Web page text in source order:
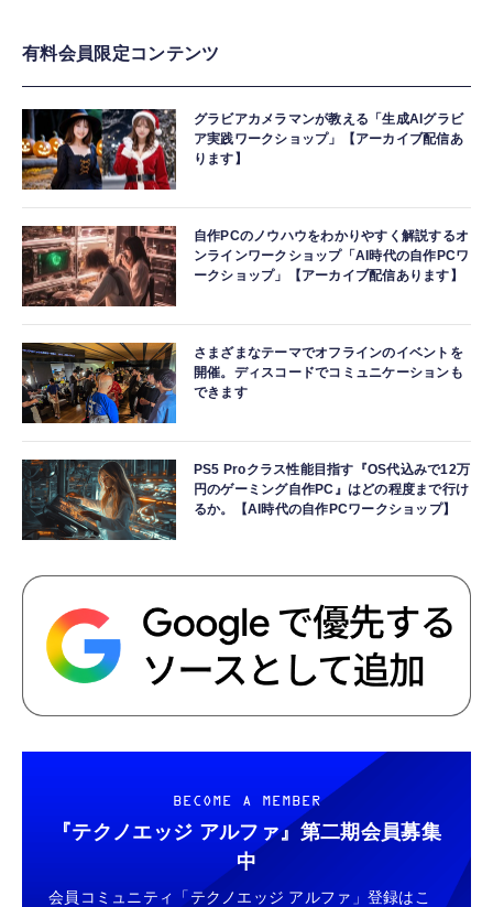
有料会員限定コンテンツ
グラビアカメラマンが教える「生成AIグラビ
ア実践ワークショップ」【アーカイブ配信あ
ります】
自作PCのノウハウをわかりやすく解説するオ
ンラインワークショップ「AI時代の自作PCワ
ークショップ」【アーカイブ配信あります】
さまざまなテーマでオフラインのイベントを
開催。ディスコードでコミュニケーションも
できます
PS5 Proクラス性能目指す『OS代込みで12万
円のゲーミング自作PC』はどの程度まで行け
るか。【AI時代の自作PCワークショップ】
BECOME A MEMBER
『テクノエッジ アルファ』 第二期会員募集
中
会員コミュニティ「テクノエッジ アルファ」登録はこ